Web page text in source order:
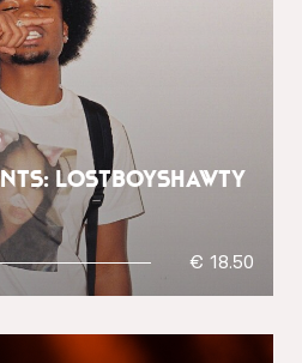
Lostboyshawty
€ 18.50